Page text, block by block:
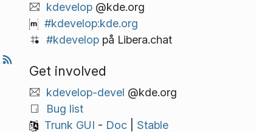
kdevelop@kde.org
#kdevelop:kde.org
#kdeveloppå Libera.chat
Get involved
kdevelop-devel @kde.org
Bug list
Trunk GUI - Doc| Stable